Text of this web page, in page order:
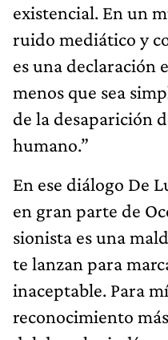
existencial. En un
ruido mediático y
es una declaración
menos que sea
de la desaparición
humano.”
En ese diálogo De
en gran parte de
sionista es una
te lanzan para
inaceptable. Para
reconocimiento